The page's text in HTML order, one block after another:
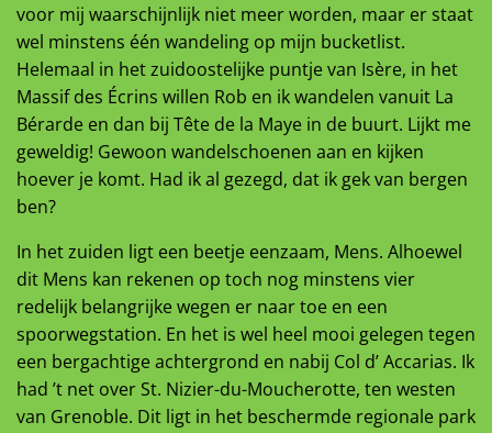
voor mij waarschijnlijk niet meer worden, maar er staat
wel minstens één wandeling op mijn bucketlist.
Helemaal in het zuidoostelijke puntje van Isère, in het
Massif des Écrins willen Rob en ik wandelen vanuit La
Bérarde en dan bij Tête de la Maye in de buurt. Lijkt me
geweldig! Gewoon wandelschoenen aan en kijken
hoever je komt. Had ik al gezegd, dat ik gek van bergen
ben?
In het zuiden ligt een beetje eenzaam, Mens. Alhoewel
dit Mens kan rekenen op toch nog minstens vier
redelijk belangrijke wegen er naar toe en een
spoorwegstation. En het is wel heel mooi gelegen tegen
een bergachtige achtergrond en nabij Col d’ Accarias. Ik
had ’t net over St. Nizier-du-Moucherotte, ten westen
van Grenoble. Dit ligt in het beschermde regionale park